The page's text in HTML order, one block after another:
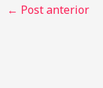
← Post anterior